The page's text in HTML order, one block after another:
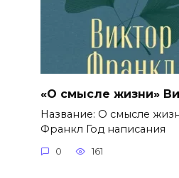
«О смысле жизни»
Название: О смысле
Франкл Год написания
0 161